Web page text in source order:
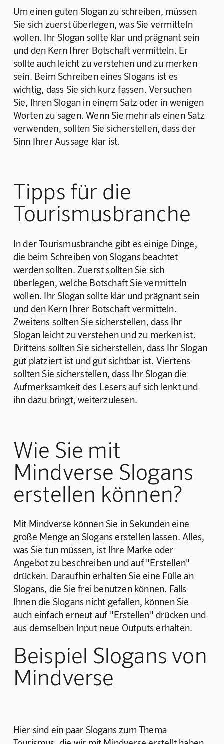
Um einen guten Slogan zu schreiben, müssen
Sie sich zuerst überlegen, was Sie vermitteln
wollen. Ihr Slogan sollte klar und prägnant sein
und den Kern Ihrer Botschaft vermitteln. Er
sollte auch leicht zu verstehen und zu merken
sein. Beim Schreiben eines Slogans ist es
wichtig, dass Sie sich kurz fassen. Versuchen
Sie, Ihren Slogan in einem Satz oder in wenigen
Worten zu sagen. Wenn Sie mehr als einen Satz
verwenden, sollten Sie sicherstellen, dass der
Sinn Ihrer Aussage klar ist.
Tipps für die
Tourismusbranche
In der Tourismusbranche gibt es einige Dinge,
die beim Schreiben von Slogans beachtet
werden sollten. Zuerst sollten Sie sich
überlegen, welche Botschaft Sie vermitteln
wollen. Ihr Slogan sollte klar und prägnant sein
und den Kern Ihrer Botschaft vermitteln.
Zweitens sollten Sie sicherstellen, dass Ihr
Slogan leicht zu verstehen und zu merken ist.
Drittens sollten Sie sicherstellen, dass Ihr Slogan
gut platziert ist und gut sichtbar ist. Viertens
sollten Sie sicherstellen, dass Ihr Slogan die
Aufmerksamkeit des Lesers auf sich lenkt und
ihn dazu bringt, weiterzulesen.
Wie Sie mit
Mindverse Slogans
erstellen können?
Mit Mindverse können Sie in Sekunden eine
große Menge an Slogans erstellen lassen. Alles,
was Sie tun müssen, ist Ihre Marke oder
Angebot zu beschreiben und auf "Erstellen"
drücken. Daraufhin erhalten Sie eine Fülle an
Slogans, die Sie frei benutzen können. Falls
Ihnen die Slogans nicht gefallen, können Sie
auch einfach erneut auf "Erstellen" drücken und
aus demselben Input neue Outputs erhalten.
Beispiel Slogans von
Mindverse
Hier sind ein paar Slogans zum Thema